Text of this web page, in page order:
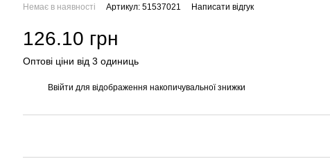
Немає в наявності Артикул: 51537021 Написати відгук
126.10 грн
Оптові ціни від 3 одиниць
Ввійти для відображення накопичувальної знижки